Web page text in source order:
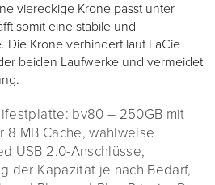
viereckige Krone passt unter
somit eine stabile und
Die Krone verhindert laut LaCie
beiden Laufwerke und vermeidet
bv80 – 250GB mit
8 MB Cache, wahlweise
USB 2.0-Anschlüsse,
der Kapazität je nach Bedarf,